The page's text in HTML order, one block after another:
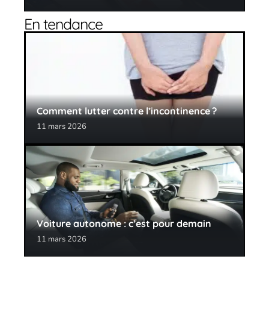
En tendance
Comment lutter contre l’incontinence ?
11 mars 2026
Voiture autonome : c’est pour demain
11 mars 2026